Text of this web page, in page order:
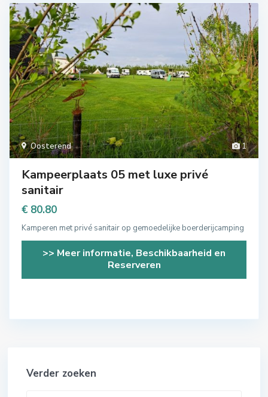
1
Oosterend
Kampeerplaats 05 met luxe privé
sanitair
€ 80.80
Kamperen met privé sanitair op gemoedelijke boerderijcamping
>> Meer informatie, Beschikbaarheid en
Reserveren
Verder zoeken